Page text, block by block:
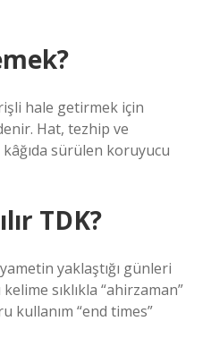
hale getirmek için
Hat, tezhip ve
sürülen koruyucu
TDK?
yaklaştığı günleri
sıklıkla “ahirzaman”
kullanım “end times”